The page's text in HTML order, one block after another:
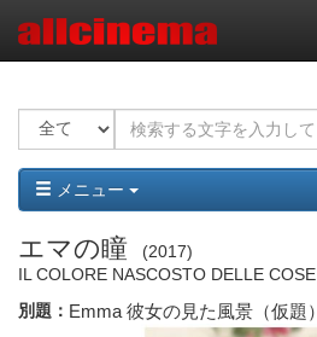
メニュー
エマの瞳
2017
IL COLORE NASCOSTO DELLE COSE
別題： Emma 彼女の見た風景（仮題）